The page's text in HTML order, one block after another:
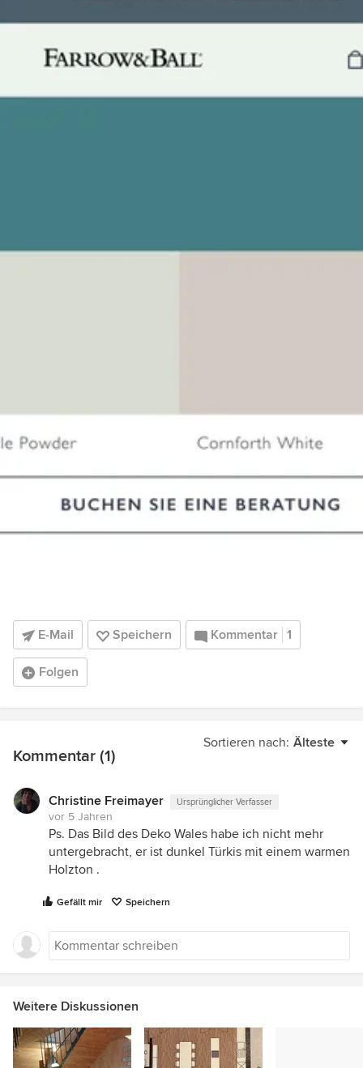
E-Mail Speichern Kommentar 1
Folgen
Sortieren nach: Älteste
Kommentar (1)
Christine Freimayer Ursprünglicher Verfasser
vor 5 Jahren
Ps. Das Bild des Deko Wales habe ich nicht mehr
untergebracht, er ist dunkel Türkis mit einem warmen
Holzton .
Gefällt mir Speichern
Weitere Diskussionen